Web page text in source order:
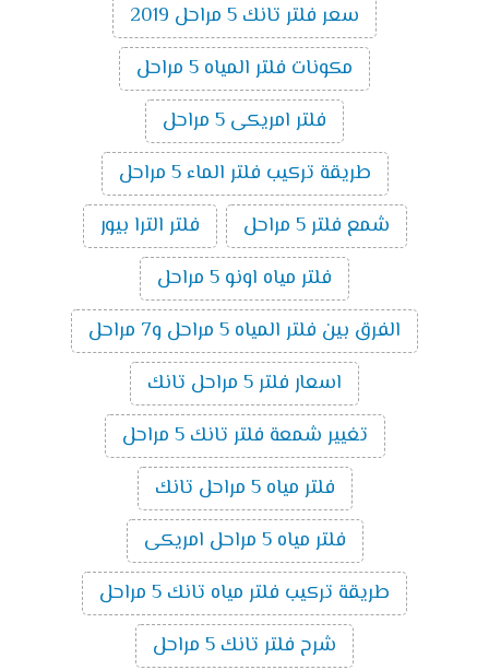
سعر فلتر تانك 5 مراحل 2019
مكونات فلتر المياه 5 مراحل
فلتر امريكى 5 مراحل
طريقة تركيب فلتر الماء 5 مراحل
شمع فلتر 5 مراحل
فلتر الترا بيور
فلتر مياه اونو 5 مراحل
الفرق بين فلتر المياه 5 مراحل و7 مراحل
اسعار فلتر 5 مراحل تانك
تغيير شمعة فلتر تانك 5 مراحل
فلتر مياه 5 مراحل تانك
فلتر مياه 5 مراحل امريكى
طريقة تركيب فلتر مياه تانك 5 مراحل
شرح فلتر تانك 5 مراحل